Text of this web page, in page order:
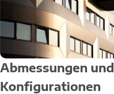
Abmessungen und
Konfigurationen